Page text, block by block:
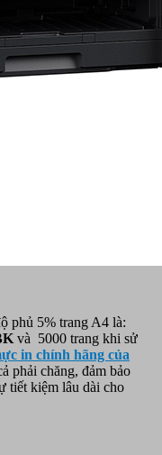
phủ 5% trang A4 là:
và 5000 trang khi sử
in chính hãng của
phải chăng, đảm bảo
tiết kiệm lâu dài cho